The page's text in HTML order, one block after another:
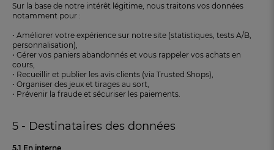
Sur la base de notre intérêt légitime, nous traitons vos données
notamment pour :
• Améliorer votre expérience sur notre site (statistiques, tests A/B,
personnalisation),
• Gérer vos paniers abandonnés et vous rappeler vos achats en
cours,
• Recueillir et publier les avis clients (via Trusted Shops),
• Organiser des jeux et tirages au sort,
• Prévenir la fraude et sécuriser les paiements.
5 - Destinataires des données
5.1 En interne